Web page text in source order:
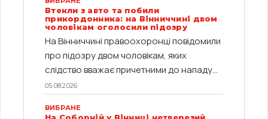
Втекли з авто та побили
прикордонника: на Вінниччині двом
чоловікам оголосили підозру
На Вінниччині правоохоронці повідомили
про підозру двом чоловікам, яких
слідство вважає причетними до нападу...
05.08.2026
ВИБРАНЕ